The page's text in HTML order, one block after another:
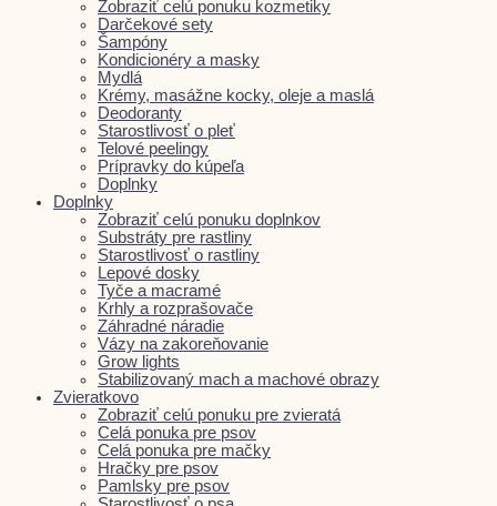
Zobraziť celú ponuku kozmetiky
Darčekové sety
Šampóny
Kondicionéry a masky
Mydlá
Krémy, masážne kocky, oleje a maslá
Deodoranty
Starostlivosť o pleť
Telové peelingy
Prípravky do kúpeľa
Doplnky
Doplnky
Zobraziť celú ponuku doplnkov
Substráty pre rastliny
Starostlivosť o rastliny
Lepové dosky
Tyče a macramé
Krhly a rozprašovače
Záhradné náradie
Vázy na zakoreňovanie
Grow lights
Stabilizovaný mach a machové obrazy
Zvieratkovo
Zobraziť celú ponuku pre zvieratá
Celá ponuka pre psov
Celá ponuka pre mačky
Hračky pre psov
Pamlsky pre psov